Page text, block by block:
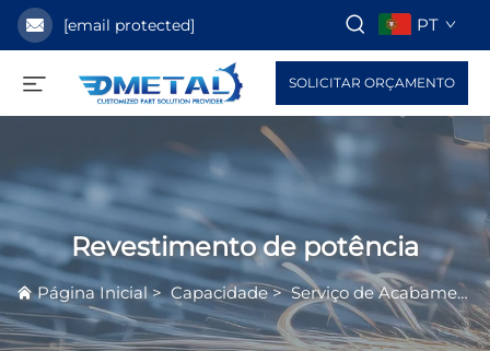
[email protected] PT
SOLICITAR ORÇAMENTO
Revestimento de potência
Página Inicial>Capacidade>Serviço de Acabamento de Superfície